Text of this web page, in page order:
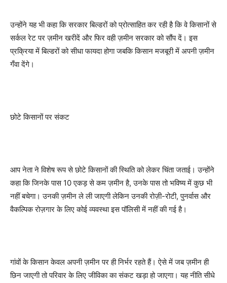
उन्होंने यह भी कहा कि सरकार बिल्डरों को प्रोत्साहित कर रही है कि वे किसानों से
सर्कल रेट पर ज़मीन खरीदें और फिर वही ज़मीन सरकार को सौंप दें। इस
प्रक्रिया में बिल्डरों को सीधा फायदा होगा जबकि किसान मजबूरी में अपनी ज़मीन
गँवा देंगे।
छोटे किसानों पर संकट
आप नेता ने विशेष रूप से छोटे किसानों की स्थिति को लेकर चिंता जताई। उन्होंने
कहा कि जिनके पास 10 एकड़ से कम ज़मीन है, उनके पास तो भविष्य में कुछ भी
नहीं बचेगा। उनकी ज़मीन ले ली जाएगी लेकिन उनकी रोज़ी-रोटी, पुनर्वास और
वैकल्पिक रोज़गार के लिए कोई व्यवस्था इस पॉलिसी में नहीं की गई है।
गांवों के किसान केवल अपनी ज़मीन पर ही निर्भर रहते हैं। ऐसे में जब ज़मीन ही
छिन जाएगी तो परिवार के लिए जीविका का संकट खड़ा हो जाएगा। यह नीति सीधे